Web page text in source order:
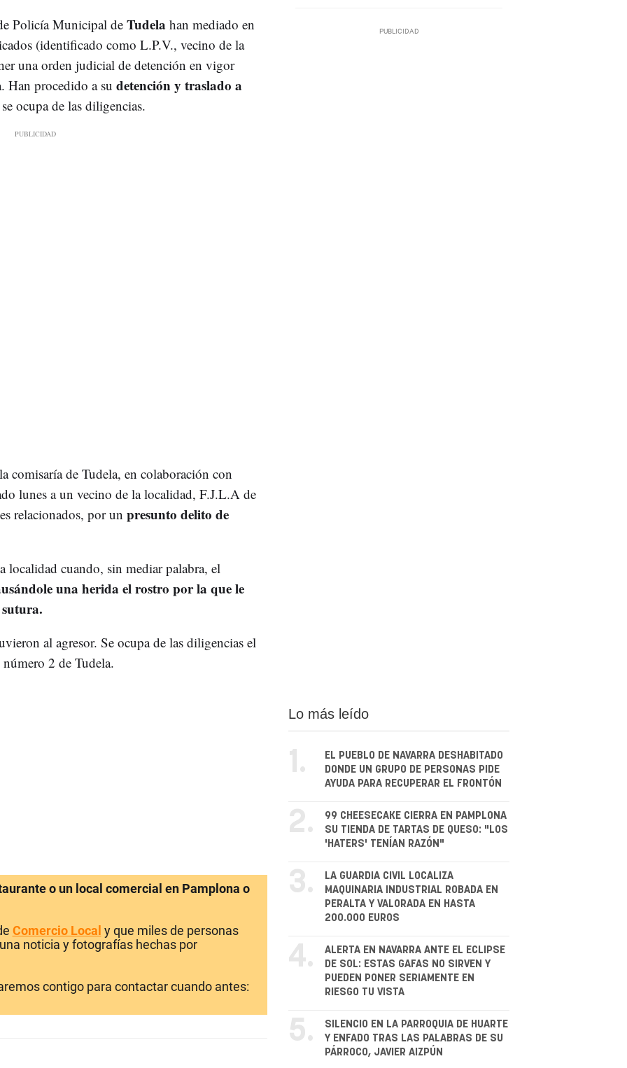
Policía Municipal de Tudela han mediado en
(identificado como L.P.V., vecino de la
una orden judicial de detención en vigor
Han procedido a su detención y traslado a
ocupa de las diligencias.
comisaría de Tudela, en colaboración con
lunes a un vecino de la localidad, F.J.L.A de
relacionados, por un presunto delito de
localidad cuando, sin mediar palabra, el
una herida el rostro por la que le
al agresor. Se ocupa de las diligencias el
2 de Tudela.
o un local comercial en Pamplona o
Comercio Local y que miles de personas
noticia y fotografías hechas por
contigo para contactar cuando antes:
Lo más leído
1.
EL PUEBLO DE NAVARRA DESHABITADO
DONDE UN GRUPO DE PERSONAS PIDE
AYUDA PARA RECUPERAR EL FRONTÓN
2.
99 CHEESECAKE CIERRA EN PAMPLONA
SU TIENDA DE TARTAS DE QUESO: "LOS
'HATERS' TENÍAN RAZÓN"
3.
LA GUARDIA CIVIL LOCALIZA
MAQUINARIA INDUSTRIAL ROBADA EN
PERALTA Y VALORADA EN HASTA
200.000 EUROS
4.
ALERTA EN NAVARRA ANTE EL ECLIPSE
DE SOL: ESTAS GAFAS NO SIRVEN Y
PUEDEN PONER SERIAMENTE EN
RIESGO TU VISTA
5.
SILENCIO EN LA PARROQUIA DE HUARTE
Y ENFADO TRAS LAS PALABRAS DE SU
PÁRROCO, JAVIER AIZPÚN